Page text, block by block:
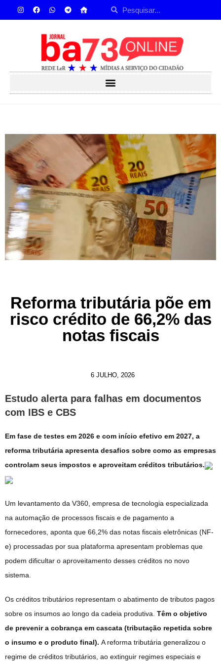
Reforma tributária põe em
risco crédito de 66,2% das
notas fiscais
6 JULHO, 2026
Estudo alerta para falhas em documentos
com IBS e CBS
Em fase de testes em 2026 e com início efetivo em 2027, a
reforma tributária apresenta desafios sobre como as empresas
controlam seus impostos e aproveitam créditos tributários.
Um levantamento da V360, empresa de tecnologia especializada
na automação de processos fiscais e de pagamento a
fornecedores, aponta que 66,2% das notas fiscais eletrônicas (NF-
e) processadas por sua plataforma apresentam problemas que
podem dificultar o aproveitamento desses créditos no novo
sistema.
Os créditos tributários representam o abatimento de tributos pagos
sobre os insumos ao longo da cadeia produtiva. Têm o objetivo
de prevenir a cobrança em cascata (tributação repetida sobre
o insumo e o produto final). A reforma tributária generalizou o
regime de créditos tributários, ao extinguir regimes especiais e